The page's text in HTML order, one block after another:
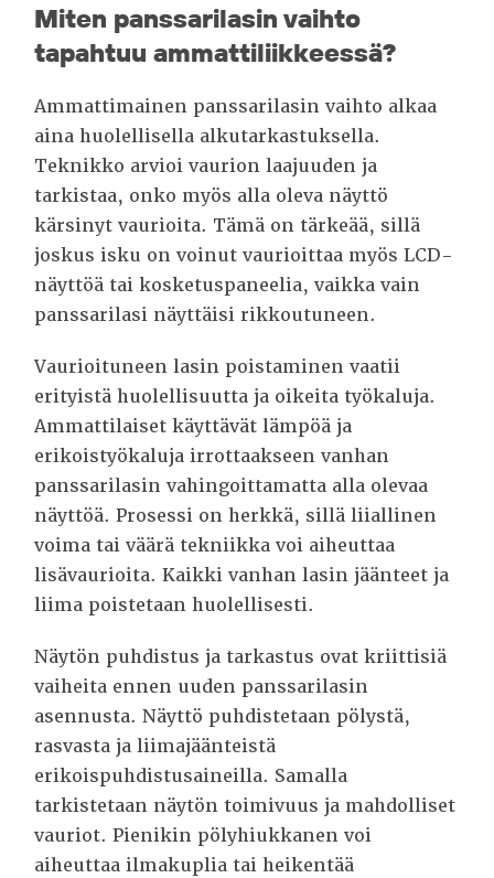
Miten panssarilasin vaihto
tapahtuu ammattiliikkeessä?
Ammattimainen panssarilasin vaihto alkaa
aina huolellisella alkutarkastuksella.
Teknikko arvioi vaurion laajuuden ja
tarkistaa, onko myös alla oleva näyttö
kärsinyt vaurioita. Tämä on tärkeää, sillä
joskus isku on voinut vaurioittaa myös LCD-
näyttöä tai kosketuspaneelia, vaikka vain
panssarilasi näyttäisi rikkoutuneen.
Vaurioituneen lasin poistaminen vaatii
erityistä huolellisuutta ja oikeita työkaluja.
Ammattilaiset käyttävät lämpöä ja
erikoistyökaluja irrottaakseen vanhan
panssarilasin vahingoittamatta alla olevaa
näyttöä. Prosessi on herkkä, sillä liiallinen
voima tai väärä tekniikka voi aiheuttaa
lisävaurioita. Kaikki vanhan lasin jäänteet ja
liima poistetaan huolellisesti.
Näytön puhdistus ja tarkastus ovat kriittisiä
vaiheita ennen uuden panssarilasin
asennusta. Näyttö puhdistetaan pölystä,
rasvasta ja liimajäänteistä
erikoispuhdistusaineilla. Samalla
tarkistetaan näytön toimivuus ja mahdolliset
vauriot. Pienikin pölyhiukkanen voi
aiheuttaa ilmakuplia tai heikentää